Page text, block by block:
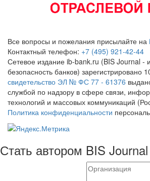
Все вопросы и пожелания присылайте на
Контактный телефон: +7 (495) 921-42-44
Сетевое издание ib-bank.ru (BIS Journal
безопасность банков) зарегистрировано
свидетельство ЭЛ № ФС 77 - 61376
службой по надзору в сфере связи,
технологий и массовых коммуникаций
Политика конфиденциальности
Стать автором BIS Journal